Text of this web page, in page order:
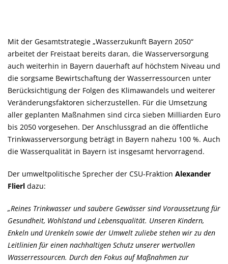
Mit der Gesamtstrategie „Wasserzukunft Bayern 2050“
arbeitet der Freistaat bereits daran, die Wasserversorgung
auch weiterhin in Bayern dauerhaft auf höchstem Niveau und
die sorgsame Bewirtschaftung der Wasserressourcen unter
Berücksichtigung der Folgen des Klimawandels und weiterer
Veränderungsfaktoren sicherzustellen. Für die Umsetzung
aller geplanten Maßnahmen sind circa sieben Milliarden Euro
bis 2050 vorgesehen. Der Anschlussgrad an die öffentliche
Trinkwasserversorgung beträgt in Bayern nahezu 100 %. Auch
die Wasserqualität in Bayern ist insgesamt hervorragend.
Der umweltpolitische Sprecher der CSU-Fraktion Alexander
Flierl dazu:
Reines Trinkwasser und saubere Gewässer sind Voraussetzung für
Gesundheit, Wohlstand und Lebensqualität. Unseren Kindern,
Enkeln und Urenkeln sowie der Umwelt zuliebe stehen wir zu den
Leitlinien für einen nachhaltigen Schutz unserer wertvollen
Wasserressourcen. Durch den Fokus auf Maßnahmen zur